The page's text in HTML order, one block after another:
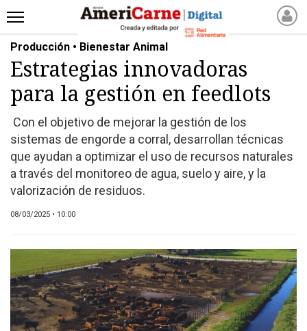
INICIO
NOTICIAS RECIENTES
NOTICIAS
PRODUCCIÓN
PROCESO
PRODUCTO
NUEVOS PRODUCTOS
MARKETPLACE
REVISTAS
CATÁLOGO DE CORTES
DE CARNE VACUNA
EVENTOS Y
Producción • Bienestar Animal
Estrategias innovadoras
para la gestión en feedlots
Con el objetivo de mejorar la gestión de los
sistemas de engorde a corral, desarrollan técnicas
que ayudan a optimizar el uso de recursos naturales
a través del monitoreo de agua, suelo y aire, y la
valorización de residuos.
08/03/2025 • 10:00